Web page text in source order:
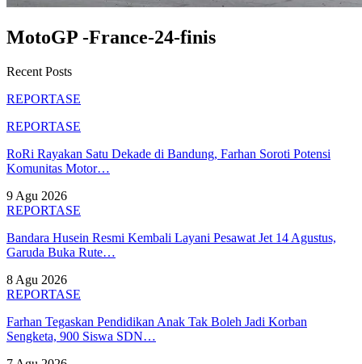
MotoGP -France-24-finis
Recent Posts
REPORTASE
REPORTASE
RoRi Rayakan Satu Dekade di Bandung, Farhan Soroti Potensi
Komunitas Motor…
9 Agu 2026
REPORTASE
Bandara Husein Resmi Kembali Layani Pesawat Jet 14 Agustus,
Garuda Buka Rute…
8 Agu 2026
REPORTASE
Farhan Tegaskan Pendidikan Anak Tak Boleh Jadi Korban
Sengketa, 900 Siswa SDN…